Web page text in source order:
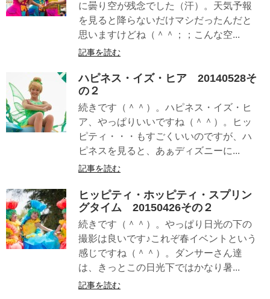
に曇り空が残念でした（汗）。天気予報
を見ると降らないだけマシだったんだと
思いますけどね（＾＾；；こんな空...
記事を読む
ハピネス・イズ・ヒア 20140528そ
の２
続きです（＾＾）。ハピネス・イズ・ヒ
ア、やっぱりいいですね（＾＾）。ヒッ
ピティ・・・もすごくいいのですが、ハ
ピネスを見ると、あぁディズニーに...
記事を読む
ヒッピティ・ホッピティ・スプリン
グタイム 20150426その２
続きです（＾＾）。やっぱり日光の下の
撮影は良いです♪これぞ春イベントという
感じですね（＾＾）。ダンサーさん達
は、きっとこの日光下ではかなり暑...
記事を読む